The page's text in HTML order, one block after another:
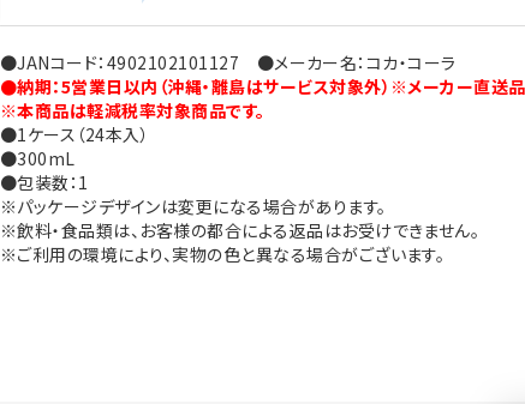
●JANコード：4902102101127 ●メーカー名：コカ・コーラ
●納期：5営業日以内（沖縄・離島はサービス対象外）※メーカー直送品
※本商品は軽減税率対象商品です。
●1ケース（24本入）
●300mL
●包装数：1
※パッケージデザインは変更になる場合があります。
※飲料・食品類は、お客様の都合による返品はお受けできません。
※ご利用の環境により、実物の色と異なる場合がございます。